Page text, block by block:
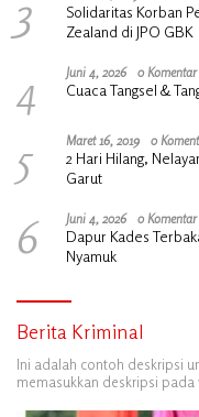
3
Solidaritas Korban
Zealand di JPO GBK
4 Juni 4, 2026 0 Komentar
Cuaca Tangsel &
5 Maret 16, 2019 0
2 Hari Hilang,
Garut
6 Juni 4, 2026 0 Komentar
Dapur Kades
Nyamuk
Berita Kriminal
Ini adalah contoh deskripsi
memasukkan deskripsi pada